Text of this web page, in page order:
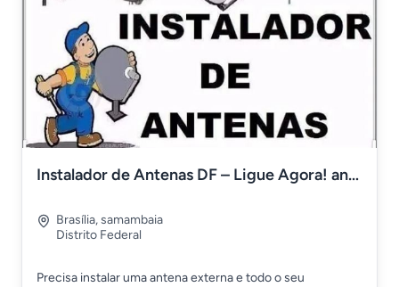
Instalador de Antenas DF – Ligue Agora! antenista DF
Brasília,samambaia
Distrito Federal
Precisa instalar uma antena externa e todo o seu